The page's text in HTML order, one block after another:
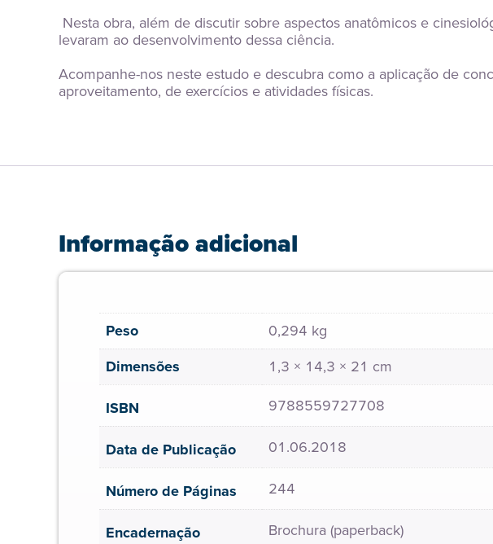
levaram ao desenvolvimento dessa ciência.
Acompanhe-nos neste estudo e descubra como a aplicação de
aproveitamento, de exercícios e atividades físicas.
Informação adicional
Peso
0,294 kg
Dimensões
1,3 × 14,3 × 21 cm
ISBN
9788559727708
Data de Publicação 01.06.2018
Número de Páginas 244
Encadernação Brochura (paperback)